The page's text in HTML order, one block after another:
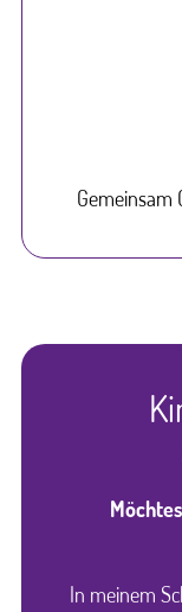
Gemeinsam
In meinem